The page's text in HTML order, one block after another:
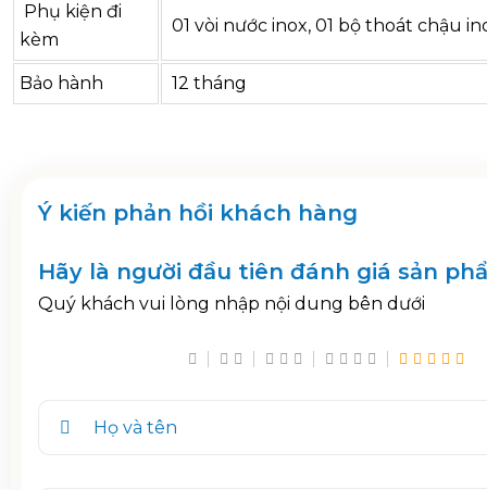
Phụ kiện đi
kèm
01 vòi nước inox, 01 bộ thoát chậu
Bảo hành 12 tháng
Ý kiến phản hồi khách hàng
Hãy là người đầu tiên đánh giá sản
Quý khách vui lòng nhập nội dung bên dưới